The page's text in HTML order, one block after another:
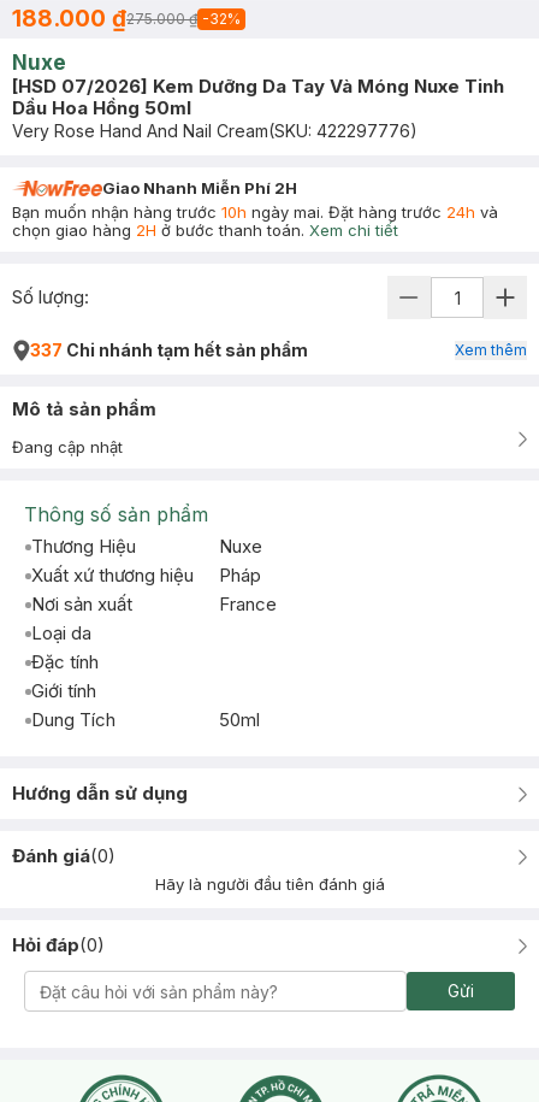
188.000 ₫275.000 ₫ -32%
Nuxe
[HSD 07/2026] Kem Dưỡng Da Tay Và Móng Nuxe Tinh
Dầu Hoa Hồng 50ml
Very Rose Hand And Nail Cream(SKU: 422297776)
Giao Nhanh Miễn Phí 2H
Bạn muốn nhận hàng trước 10h ngày mai. Đặt hàng trước 24h và
chọn giao hàng 2H ở bước thanh toán. Xem chi tiết
Số lượng:
337 Chi nhánh tạm hết sản phẩm Xem thêm
Mô tả sản phẩm
Đang cập nhật
Thông số sản phẩm
Thương Hiệu
Nuxe
Xuất xứ thương hiệu
Pháp
Nơi sản xuất
France
Loại da
Đặc tính
Giới tính
Dung Tích
50ml
Hướng dẫn sử dụng
Đánh giá(0)
Hãy là người đầu tiên đánh giá
Hỏi đáp(0)
Gửi